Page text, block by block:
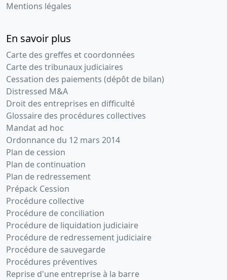
Mentions légales
En savoir plus
Carte des greffes et coordonnées
Carte des tribunaux judiciaires
Cessation des paiements (dépôt de bilan)
Distressed M&A
Droit des entreprises en difficulté
Glossaire des procédures collectives
Mandat ad hoc
Ordonnance du 12 mars 2014
Plan de cession
Plan de continuation
Plan de redressement
Prépack Cession
Procédure collective
Procédure de conciliation
Procédure de liquidation judiciaire
Procédure de redressement judiciaire
Procédure de sauvegarde
Procédures préventives
Reprise d'une entreprise à la barre